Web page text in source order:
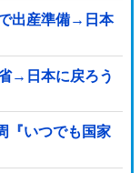
出産準備→日本
→日本に戻ろう
『いつでも国家